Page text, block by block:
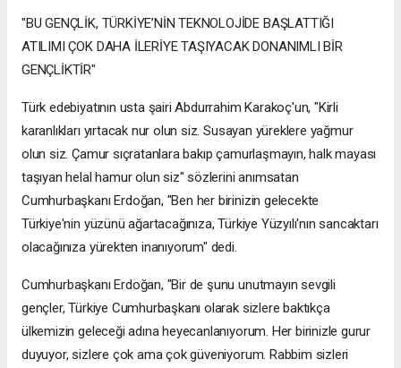
"BU GENÇLİK, TÜRKİYE’NİN TEKNOLOJİDE BAŞLATTIĞI
ATILIMI ÇOK DAHA İLERİYE TAŞIYACAK DONANIMLI BİR
GENÇLİKTİR"
Türk edebiyatının usta şairi Abdurrahim Karakoç'un, "Kirli
karanlıkları yırtacak nur olun siz. Susayan yüreklere yağmur
olun siz. Çamur sıçratanlara bakıp çamurlaşmayın, halk mayası
taşıyan helal hamur olun siz" sözlerini anımsatan
Cumhurbaşkanı Erdoğan, "Ben her birinizin gelecekte
Türkiye'nin yüzünü ağartacağınıza, Türkiye Yüzyılı'nın sancaktarı
olacağınıza yürekten inanıyorum" dedi.
Cumhurbaşkanı Erdoğan, "Bir de şunu unutmayın sevgili
gençler, Türkiye Cumhurbaşkanı olarak sizlere baktıkça
ülkemizin geleceği adına heyecanlanıyorum. Her birinizle gurur
duyuyor, sizlere çok ama çok güveniyorum. Rabbim sizleri